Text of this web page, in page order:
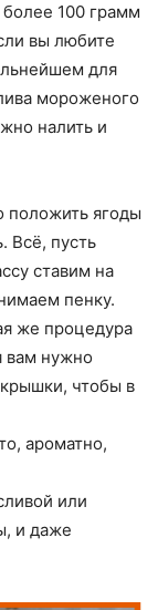
100 грамм
вы любите
для
мороженого
налить и
положить ягоды
Всё, пусть
ставим на
пенку.
же процедура
вам нужно
чтобы в
ароматно,
или
и даже